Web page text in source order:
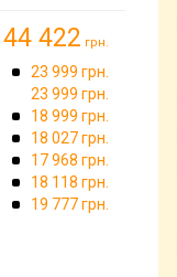
44 422 грн.
23 999 грн.
23 999 грн.
18 999 грн.
18 027 грн.
17 968 грн.
18 118 грн.
19 777 грн.